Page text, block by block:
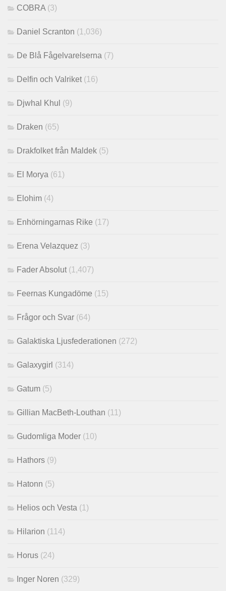
COBRA (3)
Daniel Scranton (1,036)
De Blå Fågelvarelserna (7)
Delfin och Valriket (16)
Djwhal Khul (9)
Draken (65)
Drakfolket från Maldek (5)
El Morya (61)
Elohim (4)
Enhörningarnas Rike (17)
Erena Velazquez (3)
Fader Absolut (1,407)
Feernas Kungadöme (15)
Frågor och Svar (64)
Galaktiska Ljusfederationen (272)
Galaxygirl (314)
Gatum (5)
Gillian MacBeth-Louthan (11)
Gudomliga Moder (10)
Hathors (9)
Hatonn (5)
Helios och Vesta (1)
Hilarion (114)
Horus (24)
Inger Noren (329)